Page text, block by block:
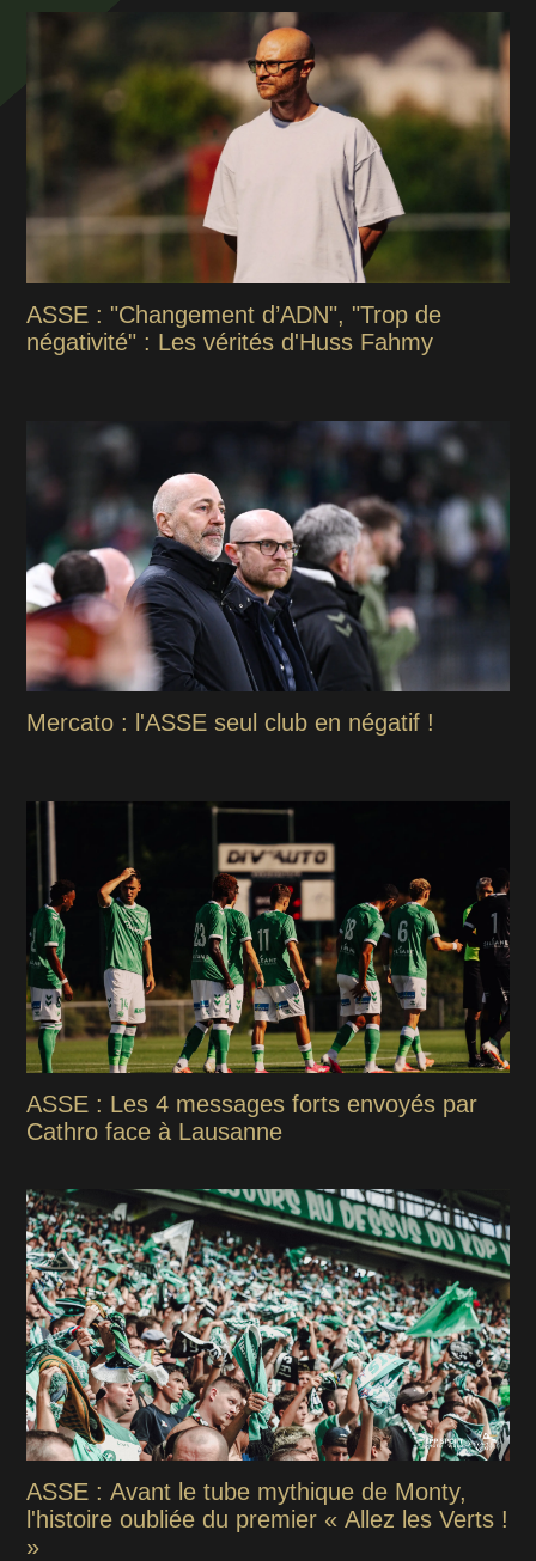
ASSE : "Changement d’ADN", "Trop de
négativité" : Les vérités d'Huss Fahmy
Mercato : l'ASSE seul club en négatif !
ASSE : Les 4 messages forts envoyés par
Cathro face à Lausanne
ASSE : Avant le tube mythique de Monty,
l'histoire oubliée du premier « Allez les Verts !
»